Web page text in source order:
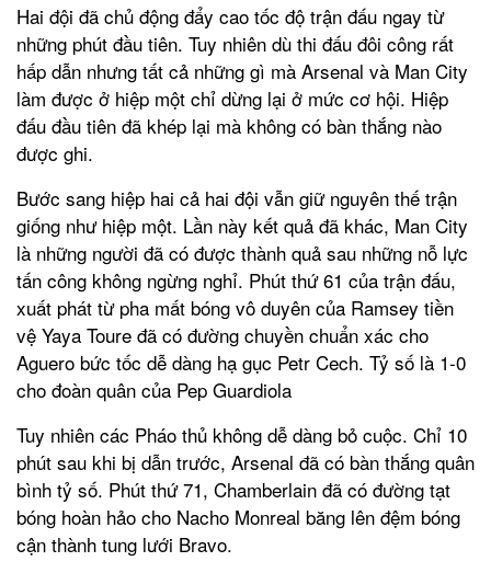
Hai đội đã chủ động đẩy cao tốc độ trận đấu ngay từ
những phút đầu tiên. Tuy nhiên dù thi đấu đôi công rất
hấp dẫn nhưng tất cả những gì mà Arsenal và Man City
làm được ở hiệp một chỉ dừng lại ở mức cơ hội. Hiệp
đấu đầu tiên đã khép lại mà không có bàn thắng nào
được ghi.
Bước sang hiệp hai cả hai đội vẫn giữ nguyên thế trận
giống như hiệp một. Lần này kết quả đã khác, Man City
là những người đã có được thành quả sau những nỗ lực
tấn công không ngừng nghỉ. Phút thứ 61 của trận đấu,
xuất phát từ pha mất bóng vô duyên của Ramsey tiền
vệ Yaya Toure đã có đường chuyền chuẩn xác cho
Aguero bức tốc dễ dàng hạ gục Petr Cech. Tỷ số là 1-0
cho đoàn quân của Pep Guardiola
Tuy nhiên các Pháo thủ không dễ dàng bỏ cuộc. Chỉ 10
phút sau khi bị dẫn trước, Arsenal đã có bàn thắng quân
bình tỷ số. Phút thứ 71, Chamberlain đã có đường tạt
bóng hoàn hảo cho Nacho Monreal băng lên đệm bóng
cận thành tung lưới Bravo.